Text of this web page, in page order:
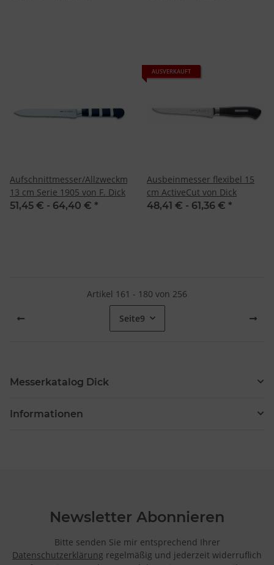
Aufschnittmesser/Allzweckmesser
13 cm Serie 1905 von F. Dick
51,45 € - 64,40 € *
AUSVERKAUFT
Ausbeinmesser flexibel 15
cm ActiveCut von Dick
48,41 € - 61,36 € *
Artikel 161 - 180 von 256
Seite9
Messerkatalog Dick
Informationen
Newsletter Abonnieren
Bitte senden Sie mir entsprechend Ihrer
Datenschutzerklärung regelmäßig und jederzeit widerruflich